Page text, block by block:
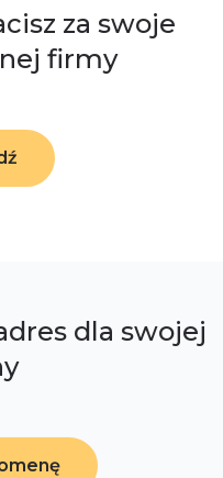
za swoje
firmy
dla swojej